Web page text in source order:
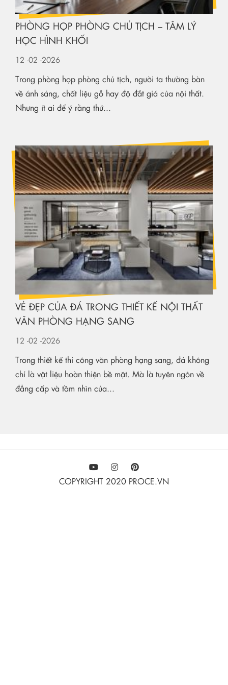
PHÒNG HỌP PHÒNG CHỦ TỊCH – TÂM LÝ
HỌC HÌNH KHỐI
12 -02 -2026
Trong phòng họp phòng chủ tịch, người ta thường bàn
về ánh sáng, chất liệu gỗ hay độ đắt giá của nội thất.
Nhưng ít ai để ý rằng thứ...
VẺ ĐẸP CỦA ĐÁ TRONG THIẾT KẾ NỘI THẤT
VĂN PHÒNG HẠNG SANG
12 -02 -2026
Trong thiết kế thi công văn phòng hạng sang, đá không
chỉ là vật liệu hoàn thiện bề mặt. Mà là tuyên ngôn về
đẳng cấp và tầm nhìn của...
COPYRIGHT 2020 PROCE.VN